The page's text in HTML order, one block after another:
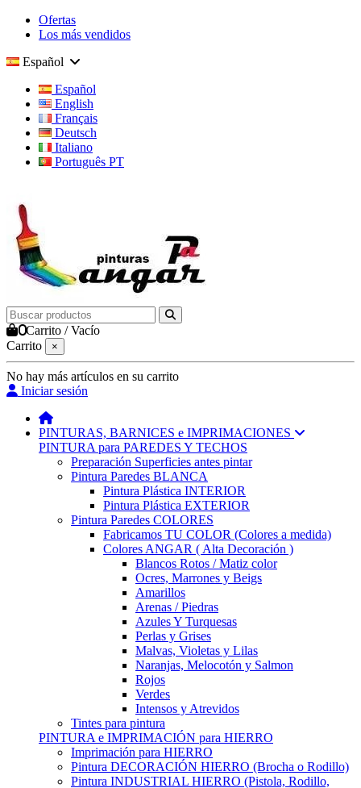
Ofertas
Los más vendidos
Español
Español
English
Français
Deutsch
Italiano
Português PT
0Carrito /Vacío
Carrito
×
No hay más artículos en su carrito
Iniciar sesión
PINTURAS, BARNICES e IMPRIMACIONES
PINTURA para PAREDES Y TECHOS
Preparación Superficies antes pintar
Pintura Paredes BLANCA
Pintura Plástica INTERIOR
Pintura Plástica EXTERIOR
Pintura Paredes COLORES
Fabricamos TU COLOR (Colores a medida)
Colores ANGAR ( Alta Decoración )
Blancos Rotos / Matiz color
Ocres, Marrones y Beigs
Amarillos
Arenas / Piedras
Azules Y Turquesas
Perlas y Grises
Malvas, Violetas y Lilas
Naranjas, Melocotón y Salmon
Rojos
Verdes
Intensos y Atrevidos
Tintes para pintura
PINTURA e IMPRIMACIÓN para HIERRO
Imprimación para HIERRO
Pintura DECORACIÓN HIERRO (Brocha o Rodillo)
Pintura INDUSTRIAL HIERRO (Pistola, Rodillo,